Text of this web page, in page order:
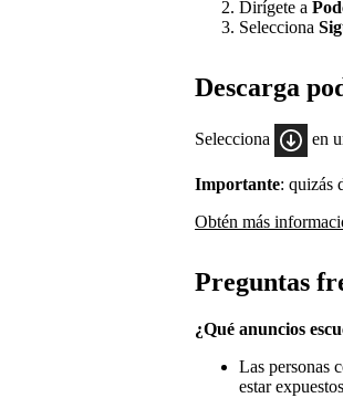
Dirígete a
Selecciona
Descarga
Selecciona en
Importante: quizás
Obtén más
Preguntas
¿Qué anuncios
Las personas
estar